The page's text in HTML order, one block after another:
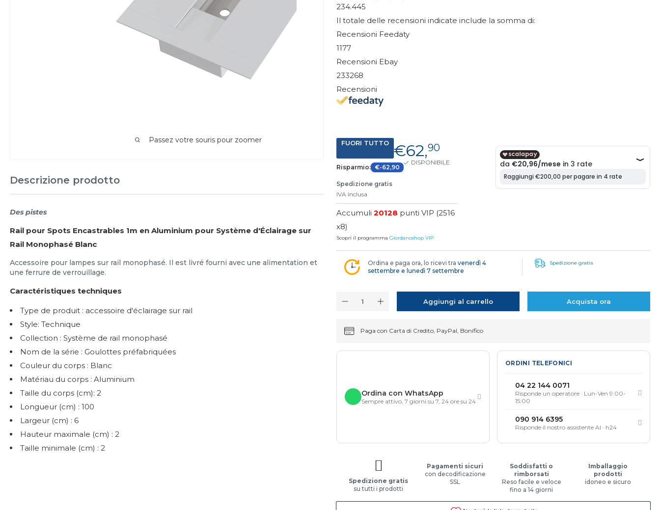
Passez votre souris pour zoomer
Descrizione prodotto
Des pistes
Rail pour Spots Encastrables 1m en Aluminium pour Système d'Éclairage sur
Rail Monophasé Blanc
Accessoire pour lampes sur rail monophasé. Il est livré fourni avec une alimentation et
une ferrure de verrouillage.
Caractéristiques techniques
Type de produit : accessoire d'éclairage sur rail
Style: Technique
Collection : Système de rail monophasé
Nom de la série : Goulottes préfabriquées
Couleur du corps : Blanc
Matériau du corps : Aluminium
Taille du corps (cm): 2
Longueur (cm) : 100
Largeur (cm) : 6
Hauteur maximale (cm) : 2
Taille minimale (cm) : 2
234.445
Il totale delle recensioni indicate include la somma di:
Recensioni Feedaty
1177
Recensioni Ebay
233268
Recensioni
FUORI TUTTO €62,90
Risparmio: €-62,90
DISPONIBILE
Spedizione gratis
IVA inclusa
Accumuli20128 punti VIP (2516
x8)
Scopri il programmaGiordanoshop VIP
Ordina e paga ora, lo ricevi travenerdì 4
settembre e lunedì 7 settembre
Spedizione gratis
Aggiungi al carrello Acquista ora
Paga con Carta di Credito, PayPal, Bonifico
Ordina con WhatsApp
Sempre attivo, 7 giorni su 7, 24 ore su 24
ORDINI TELEFONICI
04 22 144 0071
Risponde un operatore · Lun-Ven 9:00-
15:00
090 914 6395
Risponde il nostro assistente AI · h24
Spedizione gratis
su tutti i prodotti
Pagamenti sicuri
con decodificazione
SSL
Soddisfatti o
rimborsati
Reso facile e veloce
fino a 14 giorni
Imballaggio
prodotti
idoneo e sicuro